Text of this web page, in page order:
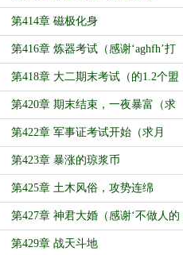
第414章 磁极化身
第416章 炼器考试（感谢‘aghfh’打
赏盟主）
第418章 大二期末考试（的1.2个盟
主）
第420章 期末结束，一夜暴富（求
月票）
第422章 军事证考试开始（求月
票）
第423章 暴涨的琼浆币
第425章 土木风俗，攻势连绵
第427章 神君大婚（感谢‘不做人的
JO太郎’的盟主）
第429章 战天斗地